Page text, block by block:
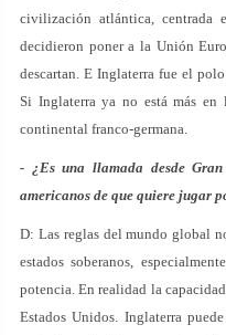
civilización atlántica, centrada
decidieron poner a la Unión
descartan. E Inglaterra fue el
Si Inglaterra ya no está más
continental franco-germana.
- ¿Es una llamada desde
americanos de que quiere jugar
D: Las reglas del mundo global
estados soberanos,
potencia. En realidad la
Estados Unidos. Inglaterra